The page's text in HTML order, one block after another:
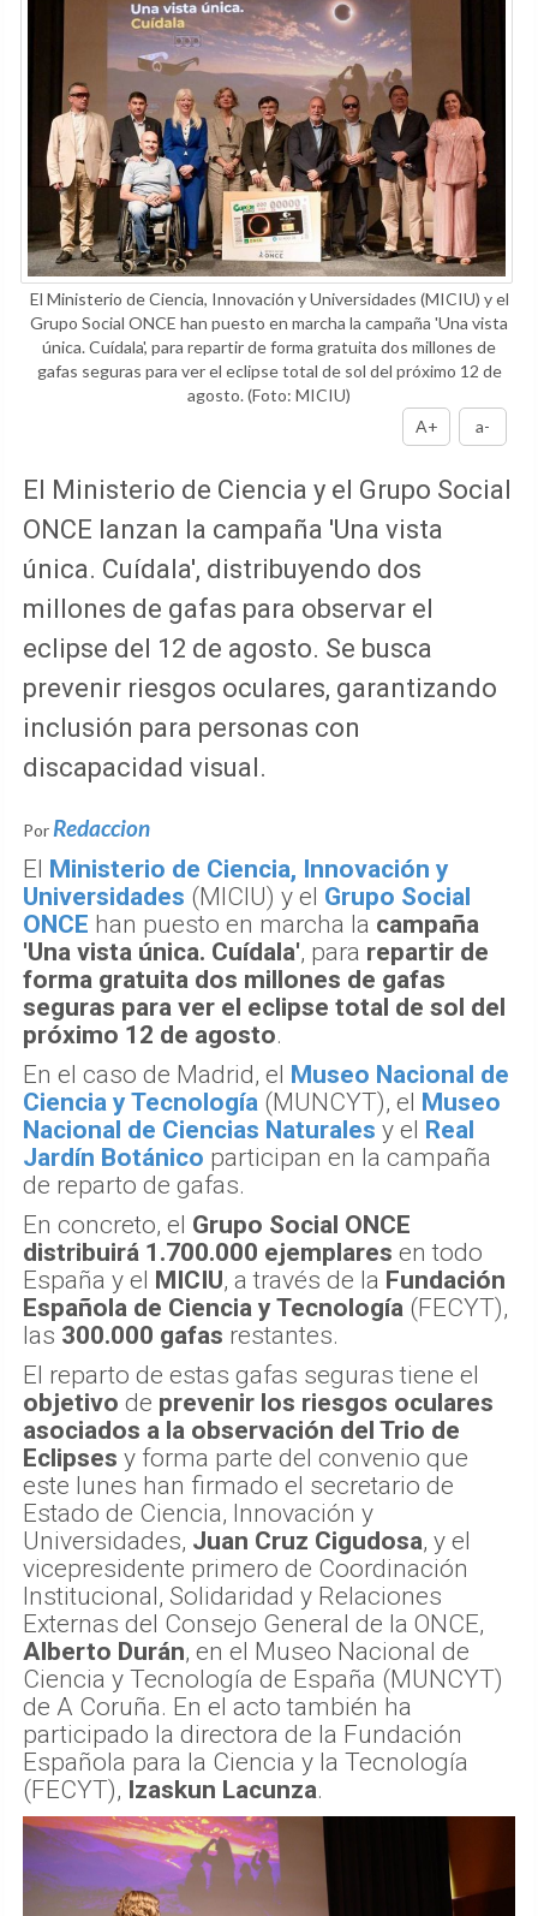
El Ministerio de Ciencia, Innovación y Universidades (MICIU) y el
Grupo Social ONCE han puesto en marcha la campaña 'Una vista
única. Cuídala', para repartir de forma gratuita dos millones de
gafas seguras para ver el eclipse total de sol del próximo 12 de
agosto.(Foto: MICIU)
A+
a-
El Ministerio de Ciencia y el Grupo Social
ONCE lanzan la campaña 'Una vista
única. Cuídala', distribuyendo dos
millones de gafas para observar el
eclipse del 12 de agosto. Se busca
prevenir riesgos oculares, garantizando
inclusión para personas con
discapacidad visual.
Por Redaccion
El Ministerio de Ciencia, Innovación y
Universidades (MICIU) y el Grupo Social
ONCE han puesto en marcha la campaña
'Una vista única. Cuídala', para repartir de
forma gratuita dos millones de gafas
seguras para ver el eclipse total de sol del
próximo 12 de agosto.
En el caso de Madrid, el Museo Nacional de
Ciencia y Tecnología (MUNCYT), el Museo
Nacional de Ciencias Naturales y el Real
Jardín Botánico participan en la campaña
de reparto de gafas.
En concreto, el Grupo Social ONCE
distribuirá 1.700.000 ejemplares en todo
España y el MICIU, a través de la Fundación
Española de Ciencia y Tecnología (FECYT),
las 300.000 gafas restantes.
El reparto de estas gafas seguras tiene el
objetivo de prevenir los riesgos oculares
asociados a la observación del Trio de
Eclipses y forma parte del convenio que
este lunes han firmado el secretario de
Estado de Ciencia, Innovación y
Universidades, Juan Cruz Cigudosa, y el
vicepresidente primero de Coordinación
Institucional, Solidaridad y Relaciones
Externas del Consejo General de la ONCE,
Alberto Durán, en el Museo Nacional de
Ciencia y Tecnología de España (MUNCYT)
de A Coruña. En el acto también ha
participado la directora de la Fundación
Española para la Ciencia y la Tecnología
(FECYT), Izaskun Lacunza.